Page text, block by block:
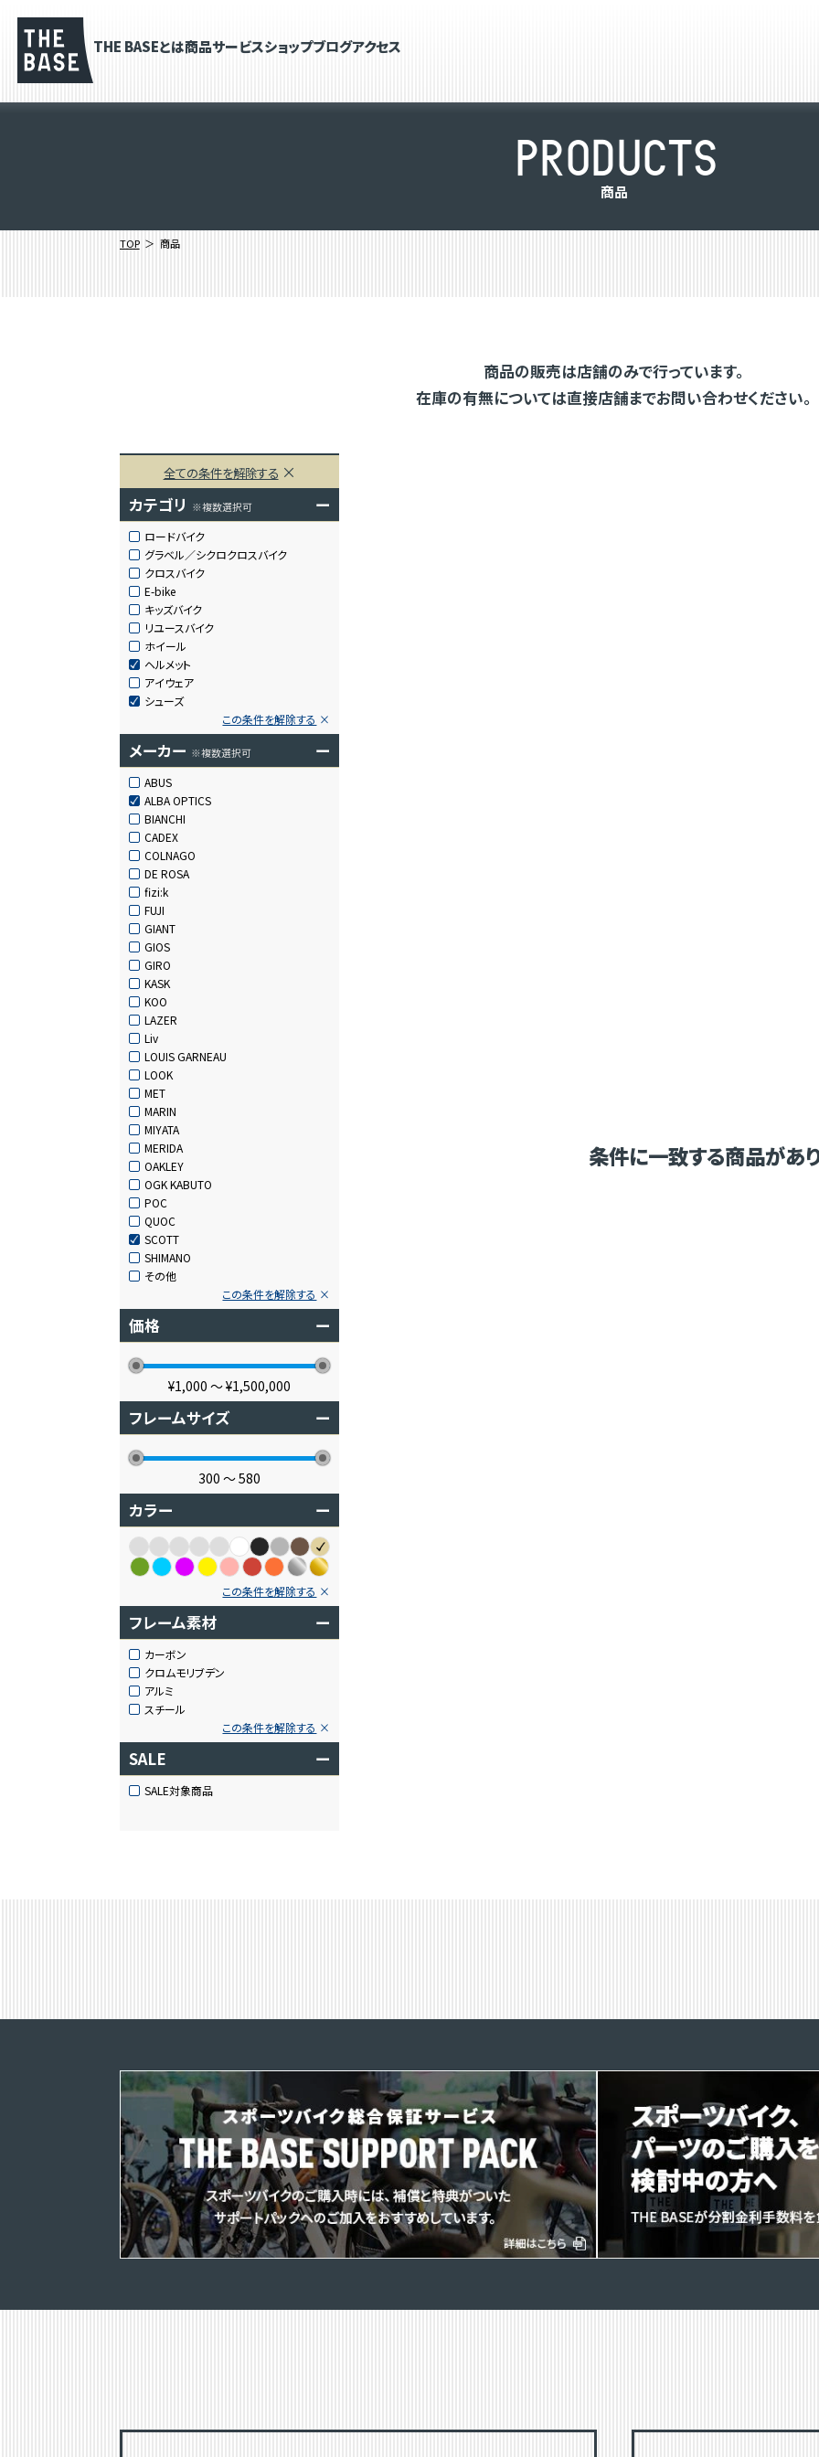
THE BASEとは商品サービスショップブログアクセス
PRODUCTS
商品
TOP 商品
商品の販売は店舗のみで行っています。
在庫の有無については直接店舗までお問い合わせください。
全ての条件を解除する
カテゴリ ※複数選択可 ー
ロードバイク
グラベル／シクロクロスバイク
クロスバイク
E-bike
キッズバイク
リユースバイク
ホイール
ヘルメット
アイウェア
シューズ
この条件を解除する
メーカー ※複数選択可 ー
ABUS
ALBA OPTICS
BIANCHI
CADEX
COLNAGO
DE ROSA
fizi:k
FUJI
GIANT
GIOS
GIRO
KASK
KOO
LAZER
Liv
LOUIS GARNEAU
LOOK
MET
MARIN
MIYATA
MERIDA
OAKLEY
OGK KABUTO
POC
QUOC
SCOTT
SHIMANO
その他
この条件を解除する
価格 ー
¥1,000 〜¥1,500,000
フレームサイズ ー
300 〜580
カラー ー
この条件を解除する
フレーム素材 ー
カーボン
クロムモリブデン
アルミ
スチール
この条件を解除する
SALE ー
SALE対象商品
条件に一致する商品があ